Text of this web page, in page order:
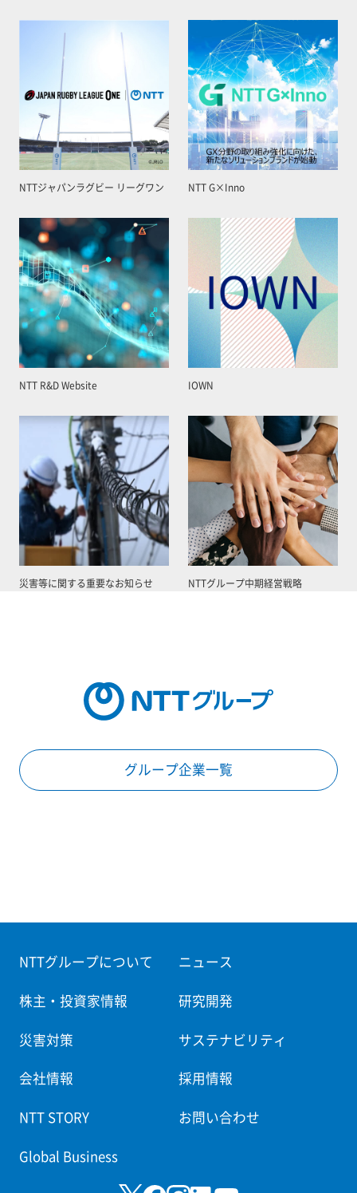
NTTジャパンラグビー リーグワン NTT G×Inno
NTT R&D Website IOWN
災害等に関する重要なお知らせ NTTグループ中期経営戦略
グループ企業一覧
NTTグループについて ニュース
株主・投資家情報 研究開発
災害対策 サステナビリティ
会社情報 採用情報
NTT STORY お問い合わせ
Global Business